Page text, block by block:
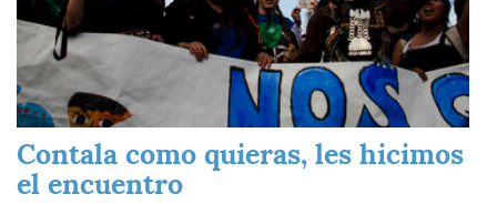
Contala como quieras, les hicimos
el encuentro